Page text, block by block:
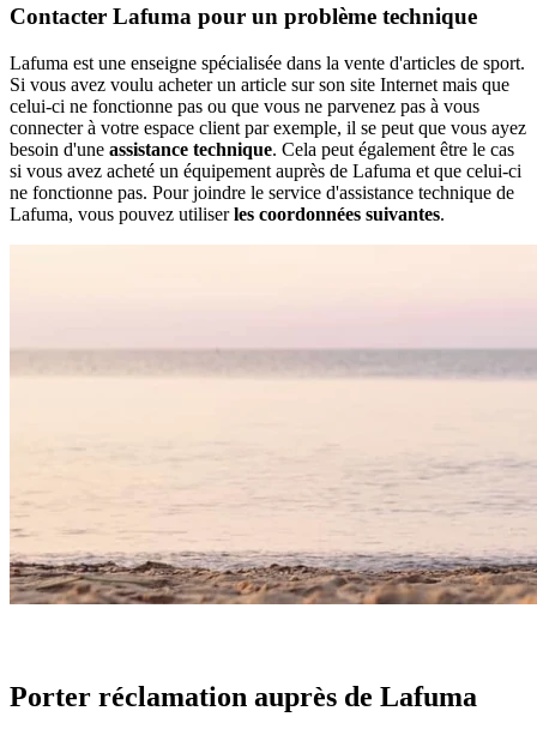
Contacter Lafuma pour un problème technique
Lafuma est une enseigne spécialisée dans la vente d'articles de sport.
Si vous avez voulu acheter un article sur son site Internet mais que
celui-ci ne fonctionne pas ou que vous ne parvenez pas à vous
connecter à votre espace client par exemple, il se peut que vous ayez
besoin d'une assistance technique. Cela peut également être le cas
si vous avez acheté un équipement auprès de Lafuma et que celui-ci
ne fonctionne pas. Pour joindre le service d'assistance technique de
Lafuma, vous pouvez utiliserles coordonnées suivantes.
Porter réclamation auprès de Lafuma